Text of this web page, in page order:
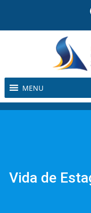
o
MENU
Vida de